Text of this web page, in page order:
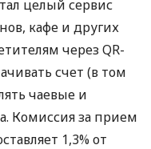
целый сервис
кафе и других
через QR-
счет (в том
чаевые и
Комиссия за прием
1,3% от